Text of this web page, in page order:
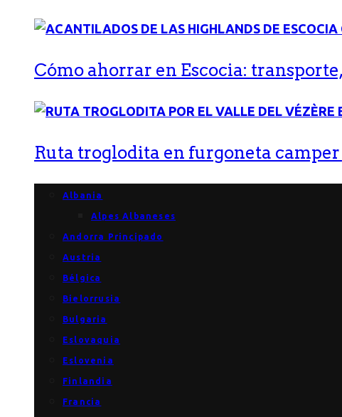
Cómo ahorrar en Escocia:
Ruta troglodita en furgoneta
Albania
Alpes Albaneses
Andorra Principado
Austria
Bélgica
Bielorrusia
Bulgaria
Eslovaquia
Eslovenia
Finlandia
Francia